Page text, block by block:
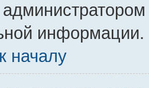
информации.
началу